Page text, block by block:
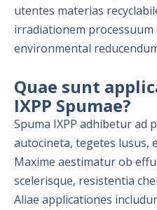
utentes materias
irradiationem processuum
environmental
Quae sunt
IXPP Spumae?
Spuma IXPP adhibetur ad
autocineta, tegetes lusus,
Maxime aestimatur ob
scelerisque, resistentia
Aliae applicationes